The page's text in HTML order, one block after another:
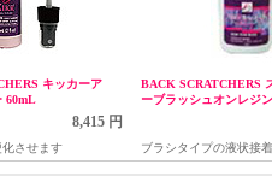
キッカーア
60mL
8,415 円
させます
BACK SCRATCHERS
ーブラッシュオンレジ
ブラシタイプの液状接